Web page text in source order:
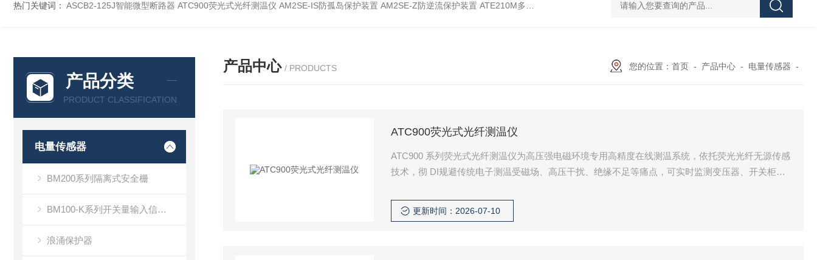
热门关键词： ASCB2-125J智能微型断路器 ATC900荧光式光纤测温仪 AM2SE-IS防孤岛保护装置 AM2SE-Z防逆流保护装置 ATE210M多回路复合型温度传感器 ATE210S单回路复合型温度传感器 DJSF1352-D-
产品分类
PRODUCT CLASSIFICATION
电量传感器
BM200系列隔离式安全栅
BM100-K系列开关量输入信号隔离器
浪涌保护器
产品中心 / PRODUCTS 您的位置： 首页 - 产品中心 - 电量传感器 -
ATC900荧光式光纤测温仪
ATC900 系列荧光式光纤测温仪为高压强电磁环境专用高精度在线测温系统，依托荧光光纤无源传感
技术，彻 DI规避传统电子测温受磁场、高压干扰、绝缘不足等痛点，可实时监测变压器、开关柜、
网、箱变、风电、工业微波等高风险场景
更新时间：2026-07-10